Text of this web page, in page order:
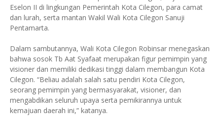
Eselon II di lingkungan Pemerintah Kota Cilegon, para camat
dan lurah, serta mantan Wakil Wali Kota Cilegon Sanuji
Pentamarta.
Dalam sambutannya, Wali Kota Cilegon Robinsar menegaskan
bahwa sosok Tb Aat Syafaat merupakan figur pemimpin yang
visioner dan memiliki dedikasi tinggi dalam membangun Kota
Cilegon. “Beliau adalah salah satu pendiri Kota Cilegon,
seorang pemimpin yang bermasyarakat, visioner, dan
mengabdikan seluruh upaya serta pemikirannya untuk
kemajuan daerah ini,” katanya.